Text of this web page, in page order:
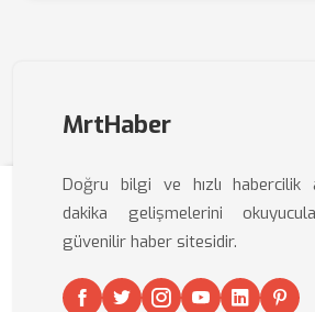
MrtHaber
Doğru bilgi ve hızlı habercilik
dakika gelişmelerini
güvenilir haber sitesidir.